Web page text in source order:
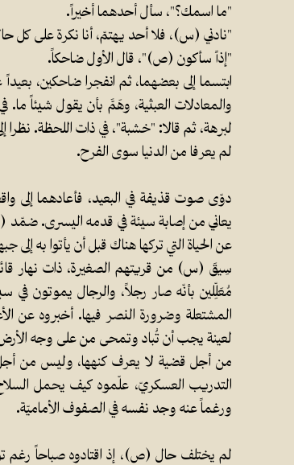
"ما اسمك؟"، سأل أحدهما أخيراً.
"نادني (س)، فلا أحد يهتمّ، أنا نكرة على كل
"إذاً سأكون (ص)"، قال الأول ضاحكاً.
ابتسما إلى بعضهما، ثم انفجرا ضاحكين،
والمعادلات العبثية، وهَمَّ بأن يقول شيئاً ما.
لبرهة، ثم قالا: "خشبة"، في ذات اللحظة.
لم يعرفا من الدنيا سوى الفرح.
دوّى صوت قذيفة في البعيد، فأعادهما إلى
يعاني من إصابة سيئة في قدمه اليسرى.
عن الحياة التي تركها هناك قبل أن يأتوا به
سِيقَ (س) من قريتهم الصغيرة، ذات نهار
مُعَلِّلين بأنّه صار رجلاً، والرجال يموتون
المشتعلة وضرورة النصر فيها. أخبروه عن
لعينة يجب أن تُباد وتمحى من على وجه
من أجل قضية لا يعرف كنهها، وليس من
التدريب العسكريّ، علّموه كيف يحمل
ورغماً عنه وجد نفسه في الصفوف الأماميّة.
لم يختلف حال (ص)، إذ اقتادوه صباحاً